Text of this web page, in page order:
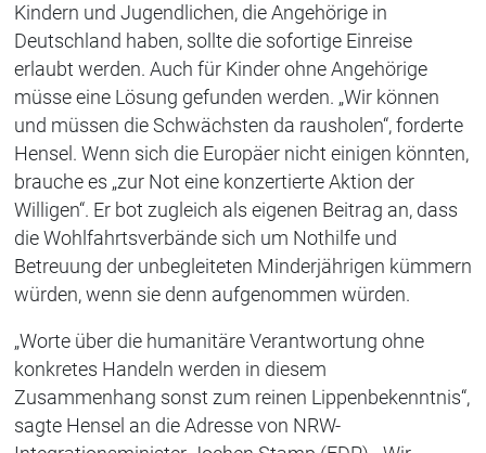
Kindern und Jugendlichen, die Angehörige in
Deutschland haben, sollte die sofortige Einreise
erlaubt werden. Auch für Kinder ohne Angehörige
müsse eine Lösung gefunden werden. „Wir können
und müssen die Schwächsten da rausholen“, forderte
Hensel. Wenn sich die Europäer nicht einigen könnten,
brauche es „zur Not eine konzertierte Aktion der
Willigen“. Er bot zugleich als eigenen Beitrag an, dass
die Wohlfahrtsverbände sich um Nothilfe und
Betreuung der unbegleiteten Minderjährigen kümmern
würden, wenn sie denn aufgenommen würden.
„Worte über die humanitäre Verantwortung ohne
konkretes Handeln werden in diesem
Zusammenhang sonst zum reinen Lippenbekenntnis“,
sagte Hensel an die Adresse von NRW-